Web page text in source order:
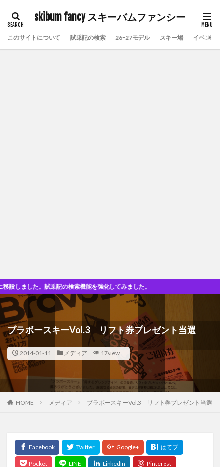
skibum fancy スキーバムファンシー
このサイトについて 試乗記の検索 26ｰ27モデル スキー場 イベント
た。試乗記の検索機能を強化してみました。
ブラボースキーVol.3 リフト券プレゼント当選
2014-01-11 メディア 17view
HOME メディア ブラボースキーVol.3 リフト券プレゼント当選